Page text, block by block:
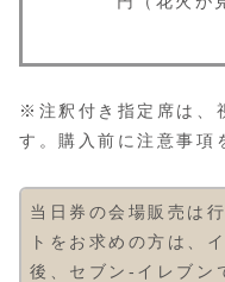
※注釈付き指定席は、
す。購入前に注意事項
当日券の会場販売は
トをお求めの方は、
後、セブン-イレブン